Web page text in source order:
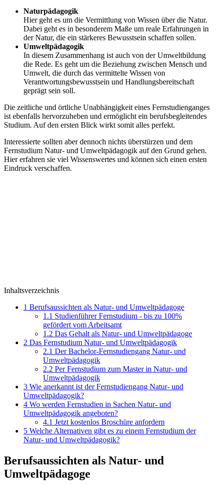
Naturpädagogik
Hier geht es um die Vermittlung von Wissen über die Natur.
Dabei geht es in besonderem Maße um reale Erfahrungen in
der Natur, die ein stärkeres Bewusstsein schaffen sollen.
Umweltpädagogik
In diesem Zusammenhang ist auch von der Umweltbildung
die Rede. Es geht um die Beziehung zwischen Mensch und
Umwelt, die durch das vermittelte Wissen von
Verantwortungsbewusstsein und Handlungsbereitschaft
geprägt sein soll.
Die zeitliche und örtliche Unabhängigkeit eines Fernstudienganges
ist ebenfalls hervorzuheben und ermöglicht ein berufsbegleitendes
Studium. Auf den ersten Blick wirkt somit alles perfekt.
Interessierte sollten aber dennoch nichts überstürzen und dem
Fernstudium Natur- und Umweltpädagogik auf den Grund gehen.
Hier erfahren sie viel Wissenswertes und können sich einen ersten
Eindruck verschaffen.
Inhaltsverzeichnis
1 Berufsaussichten als Natur- und Umweltpädagoge
1.1 Studienführer Fernstudium - bis zu 100%
gefördert vom Arbeitsamt
1.2 Das Gehalt als Natur- und Umweltpädagoge
2 Das Fernstudium Natur- und Umweltpädagogik
2.1 Der Bachelor-Fernstudiengang Natur- und
Umweltpädagogik
2.2 Per Fernstudium zum Master in Natur- und
Umweltpädagogik
3 Wie anerkannt ist der Fernstudiengang Natur- und
Umweltpädagogik?
4 Wo werden Fernstudien in Sachen Natur- und
Umweltpädagogik angeboten?
4.1 Jetzt kostenlos Broschüre anfordern
5 Welche Alternativen gibt es zu einem Fernstudium der
Natur- und Umweltpädagogik?
Berufsaussichten als Natur- und
Umweltpädagoge